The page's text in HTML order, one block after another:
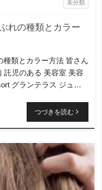
れの種類とカラー
未分類
類とカラー方法 皆さん
託児のある 美容室 美容
グランテラス ジュニ
つづきを読む